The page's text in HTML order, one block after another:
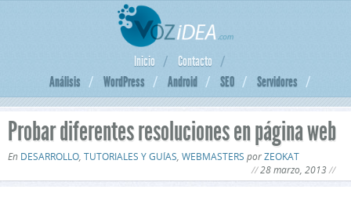
Inicio
Contacto
Análisis
WordPress Android SEO Servidores
Probar diferentes resoluciones en página web
En DESARROLLO, TUTORIALES Y GUÍAS, WEBMASTERS porZEOKAT
28 marzo, 2013